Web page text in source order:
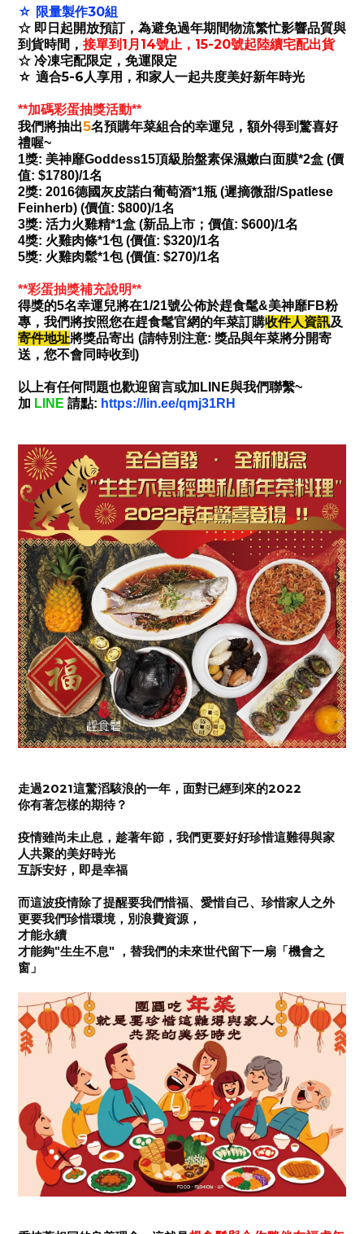
☆ 限量製作30組
☆ 即日起開放預訂，為避免過年期間物流繁忙影響品質與
到貨時間， 接單到 1 月 14號止，15-20號起陸續宅配出貨
☆ 冷凍宅配限定，免運限定
☆ 適合5-6人享用，和家人一起共度美好新年時光
**加碼彩蛋抽獎活動**
我們將抽出5名預購年菜組合的幸運兒，額外得到驚喜好
禮喔~
1獎: 美神靡Goddess15頂級胎盤素保濕嫩白面膜*2盒 (價
值: $1780)/1名
2獎: 2016德國灰皮諾白葡萄酒*1瓶 (遲摘微甜/Spatlese
Feinherb) (價值: $800)/1名
3獎: 活力火雞精*1盒 (新品上市；價值: $600)/1名
4獎: 火雞肉條*1包 (價值: $320)/1名
5獎: 火雞肉鬆*1包 (價值: $270)/1名
**彩蛋抽獎補充說明**
得獎的5名幸運兒將在1/21號公佈於趕食髦&美神靡FB粉
專，我們將按照您在趕食髦官網的年菜訂購收件人資訊及
寄件地址將獎品寄出 (請特別注意: 獎品與年菜將分開寄
送，您不會同時收到)
以上有任何問題也歡迎留言或加LINE與我們聯繫~
加 LINE 請點: https://lin.ee/qmj31RH
走過2021這驚滔駭浪的一年，面對已經到來的2022
你有著怎樣的期待？
疫情雖尚未止息，趁著年節，我們更要好好珍惜這難得與家
人共聚的美好時光
互訴安好，即是幸福
而這波疫情除了提醒要我們惜福、愛惜自己、珍惜家人之外
更要我們珍惜環境，別浪費資源，
才能永續
才能夠"生生不息" ， 替我們的未來世代留下一扇「機會之
窗」